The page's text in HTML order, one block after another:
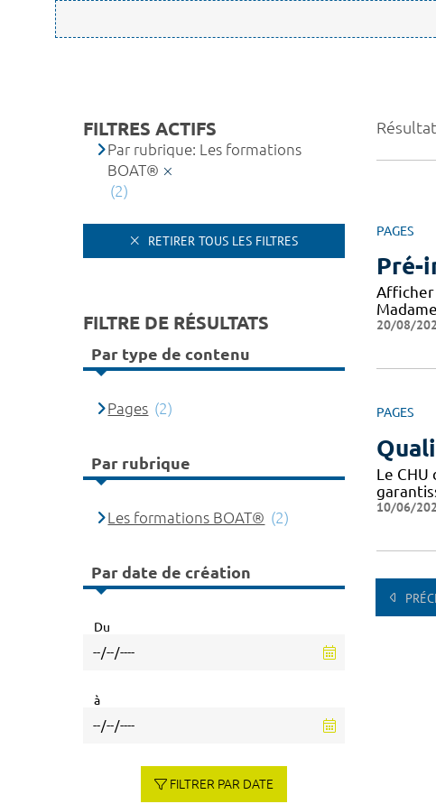
PAGES
Pré-
Afficher
20/08/
PAGES
Le
10/06/
FILTRES ACTIFS
Par rubrique: Les formations
BOAT®
(2)
RETIRER TOUS LES FILTRES
FILTRE DE RÉSULTATS
Par type de contenu
Pages (2)
Par rubrique
Les formations BOAT® (2)
Par date de création
Du
à
FILTRER PAR DATE